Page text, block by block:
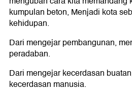
kumpulan beton, Menjadi kota
kehidupan.
Dari mengejar pembangunan,
peradaban.
Dari mengejar kecerdasan
kecerdasan manusia.